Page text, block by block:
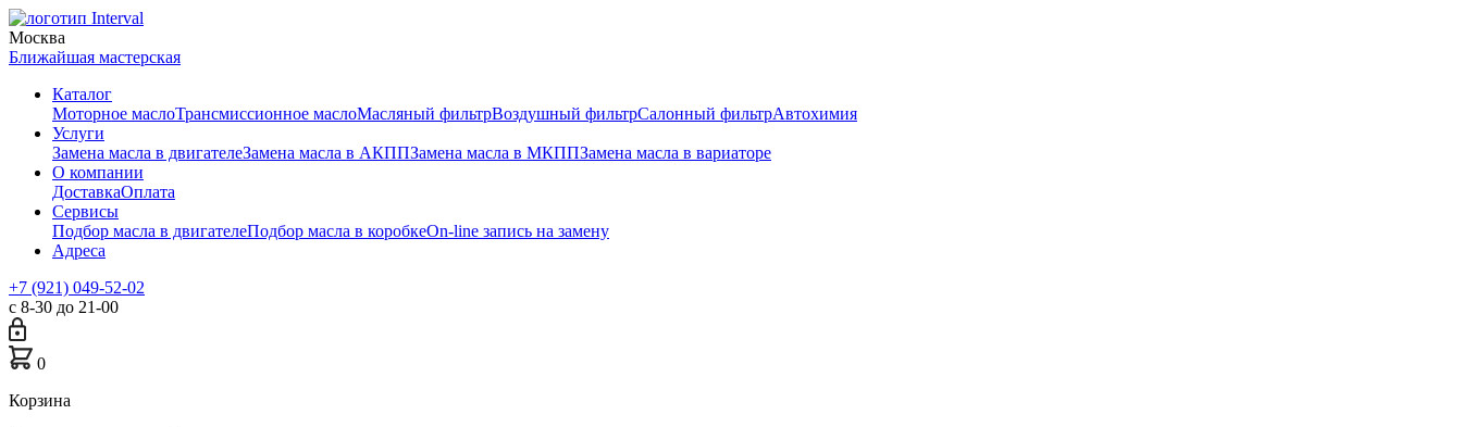
Москва
Ближайшая мастерская
Каталог
Моторное маслоТрансмиссионное маслоМасляный фильтрВоздушный фильтрСалонный фильтрАвтохимия
Услуги
Замена масла в двигателеЗамена масла в АКППЗамена масла в МКППЗамена масла в вариаторе
О компании
ДоставкаОплата
Сервисы
Подбор масла в двигателеПодбор масла в коробкеOn-line запись на замену
Адреса
+7 (921) 049-52-02
с 8-30 до 21-00
0
Корзина